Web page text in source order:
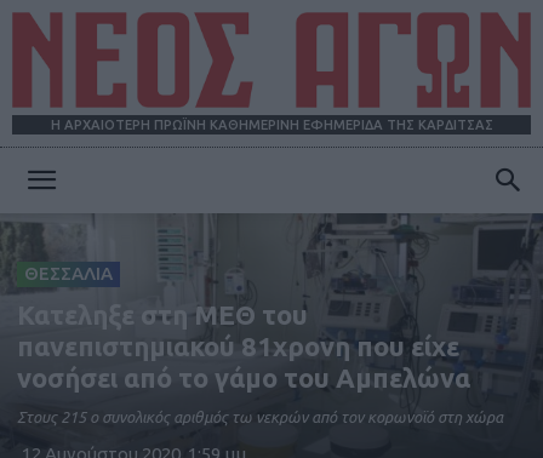
Η ΑΡΧΑΙΟΤΕΡΗ ΠΡΩΪΝΗ ΚΑΘΗΜΕΡΙΝΗ ΕΦΗΜΕΡΙΔΑ ΤΗΣ ΚΑΡΔΙΤΣΑΣ
ΑΓΩΝ
ΘΕΣΣΑΛΙΑ
Κατεληξε στη ΜΕΘ του
πανεπιστημιακού 81χρονη που είχε
νοσήσει από το γάμο του Αμπελώνα
Στους 215 ο συνολικός αριθμός τω νεκρών από τον κορωνοϊό στη χώρα
12 Αυγούστου 2020, 1:59 μμ